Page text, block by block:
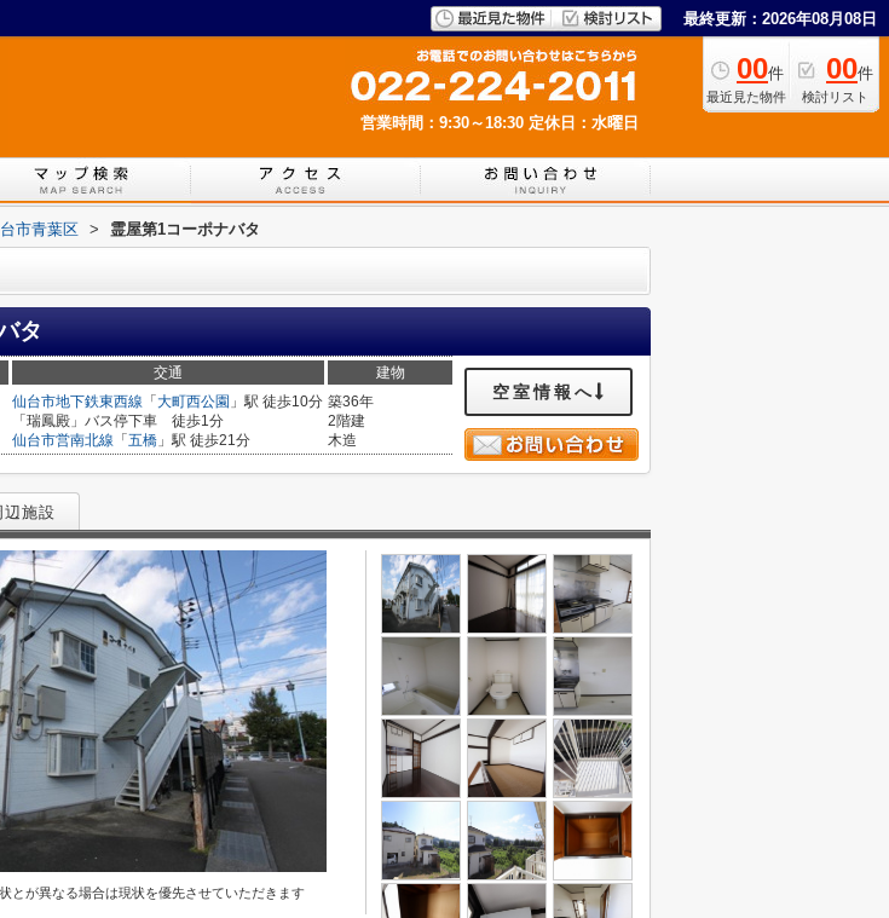
最終更新：2026年08月08日
00件
最近見た物件
00件
検討リスト
営業時間：9:30～18:30 定休日：水曜日
市青葉区 > 霊屋第1コーポナバタ
タ
交通 建物
仙台市地下鉄東西線 「 大町西公園 」駅 徒歩10分
「瑞鳳殿」バス停下車 徒歩1分
仙台市営南北線 「 五橋 」駅 徒歩21分
築36年
2階建
木造
空室情報へ
辺施設
とが異なる場合は現状を優先させていただきます